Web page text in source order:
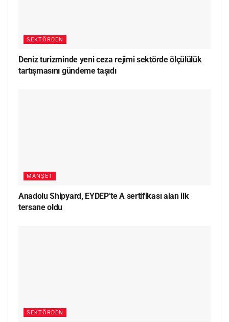
SEKTÖRDEN
Deniz turizminde yeni ceza rejimi sektörde ölçülülük
tartışmasını gündeme taşıdı
MANŞET
Anadolu Shipyard, EYDEP’te A sertifikası alan ilk
tersane oldu
SEKTÖRDEN